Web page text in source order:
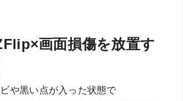
画面損傷を放置す
や黒い点が入った状態で